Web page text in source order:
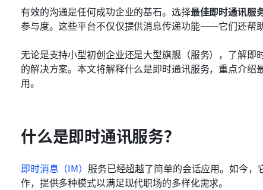
有效的沟通是任何成功企业的基石。选择最佳即时通讯服
参与度。这些平台不仅仅提供消息传递功能——它们还帮
无论是支持小型初创企业还是大型旗舰（服务），了解
的解决方案。本文将解释什么是即时通讯服务，重点介
用。
什么是即时通讯服务？
即时消息（IM） 服务已经超越了简单的会话应用。如今
作，提供多种模式以满足现代职场的多样化需求。